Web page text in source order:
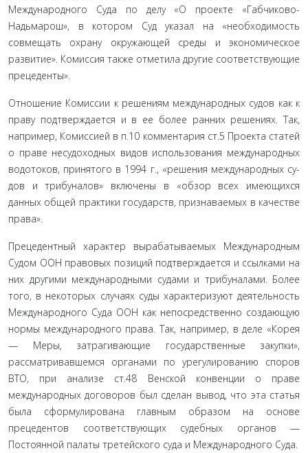
Международного Суда по делу «О проекте «Габчиково-
Надьмарош», в котором Суд указал на «необходимость
совмещать охрану окружаю­щей среды и экономическое
развитие». Комиссия также от­метила другие соответствующие
прецеденты».
Отношение Комиссии к решениям международных судов как к
праву подтверждается и в ее более ранних решениях. Так,
например, Комиссией в п.10 комментария ст.5 Проекта статей
о праве несудоходных видов использования международных
водотоков, принятого в 1994 г., «решения международных су­
дов и трибуналов» включены в «обзор всех имеющихся
данных общей практики государств, признаваемых в качестве
права».
Прецедентный характер вырабатываемых Международ­ным
Судом ООН правовых позиций подтверждается и ссыл­ками на
них другими международными судами и трибуна­лами. Более
того, в некоторых случаях суды характеризуют деятельность
Международного Суда ООН как непосредствен­но создающую
нормы международного права. Так, напри­мер, в деле «Корея
— Меры, затрагивающие государственные закупки»,
рассматривавшемся органами по урегулированию споров
ВТО, при анализе ст.48 Венской конвенции о праве
международных договоров был сделан вывод, что эта статья
была сформулирована главным образом на основе
прецеден­тов соответствующих судебных органов —
Постоянной палаты третейского суда и Международного Суда.